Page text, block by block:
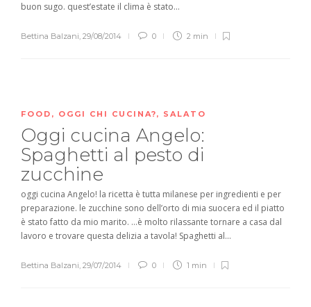
buon sugo. quest’estate il clima è stato...
Bettina Balzani, 29/08/2014 0 2 min
FOOD , OGGI CHI CUCINA?, SALATO
Oggi cucina Angelo:
Spaghetti al pesto di
zucchine
oggi cucina Angelo! la ricetta è tutta milanese per ingredienti e per
preparazione. le zucchine sono dell’orto di mia suocera ed il piatto
è stato fatto da mio marito. …è molto rilassante tornare a casa dal
lavoro e trovare questa delizia a tavola! Spaghetti al...
Bettina Balzani, 29/07/2014 0 1 min